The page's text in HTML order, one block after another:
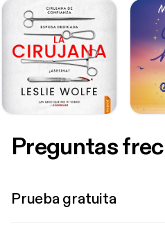
Preguntas
Prueba gratuita